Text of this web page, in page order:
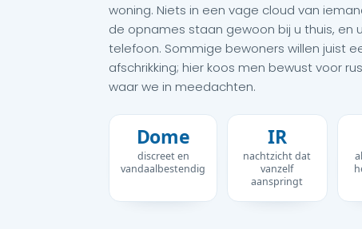
woning. Niets in een vage cloud van
de opnames staan gewoon bij u thuis, en
telefoon. Sommige bewoners willen juist
afschrikking; hier koos men bewust voor
waar we in meedachten.
Dome
discreet en
vandaalbestendig
IR
nachtzicht dat
vanzelf
aanspringt